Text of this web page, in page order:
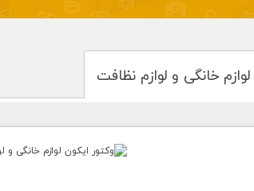
خانگی و لوازم نظافت